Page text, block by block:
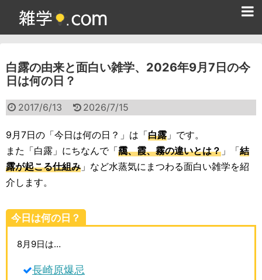
白露の由来と面白い雑学、2026年9月7日の今
日は何の日？
2017/6/13 2026/7/15
9月7日の「今日は何の日？」は「白露 」です。
また「白露」にちなんで「靄、霞、霧の違いとは？ 」「結
露が起こる仕組み 」など水蒸気にまつわる面白い雑学を紹
介します。
今日は何の日？
8月9日は…
長崎原爆忌
雑学クイズ問題集
面白い雑学
ためになる雑学
スポーツ雑学
動物雑学
歴史雑学
生活雑学